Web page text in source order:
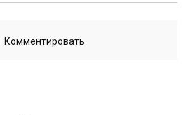
Комментировать